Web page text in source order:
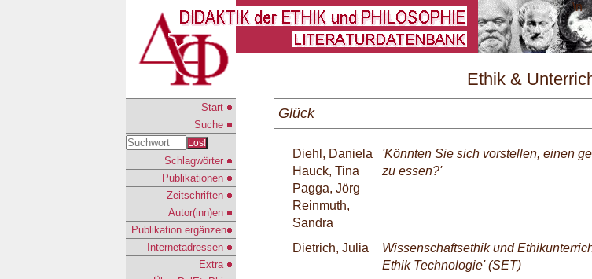
Start
Suche
Los!
Schlagwörter
Publikationen
Zeitschriften
Autor(inn)en
Publikation ergänzen
Internetadressen
Extra
Ethik &
Glück
Diehl, Daniela
Hauck, Tina
Pagga, Jörg
Reinmuth,
Sandra
'Könnten Sie sich vorstellen, einen
zu essen?'
Dietrich, Julia
Wissenschaftsethik und
Ethik Technologie' (SET)